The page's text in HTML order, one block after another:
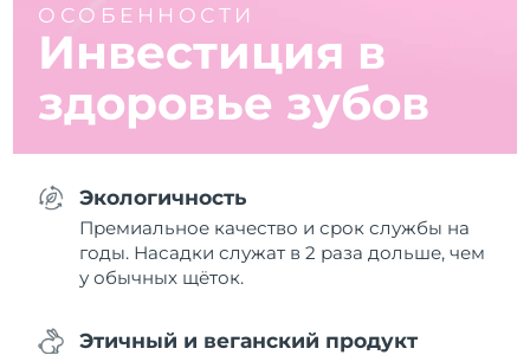
ОСОБЕННОСТИ
Инвестиция в
здоровье зубов
Экологичность
Премиальное качество и срок службы на
годы. Насадки служат в 2 раза дольше, чем
у обычных щёток.
Этичный и веганский продукт